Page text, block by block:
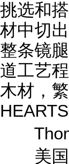
挑选和
材中切
整条镜
道工艺
木材，
美国高